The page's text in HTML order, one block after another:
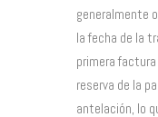
generalmente
la fecha de la
primera
reserva de la
antelación, lo